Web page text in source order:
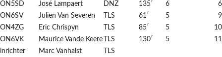
ON5SD
José Lampaert DNZ 135′ 6
6
ON6SV
Julien Van Severen TLS 61′ 5
9
ON4ZG
Eric Chrispyn TLS 85′ 5
10
ON6VK
Maurice Vande Keere TLS 130′ 5
11
inrichter
Marc Vanhalst
TLS